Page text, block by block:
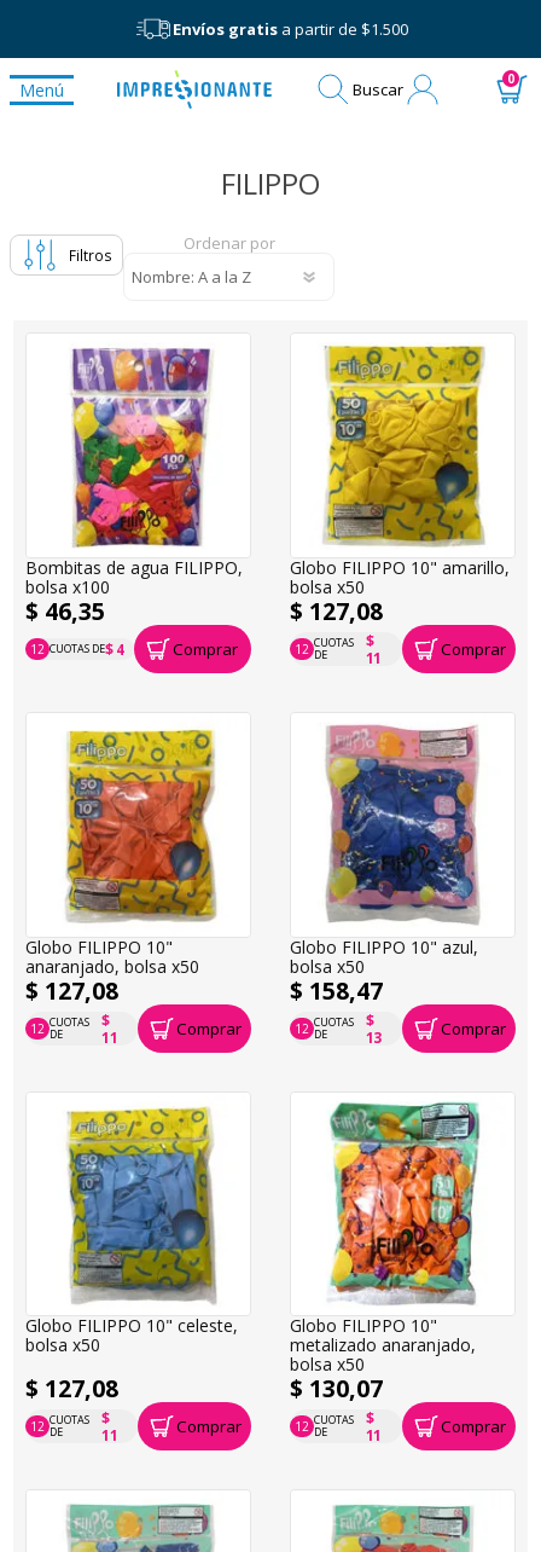
Envíos gratisa partir de $1.500
Menú Buscar 0
FILIPPO
Filtros
Ordenar por
Bombitas de agua FILIPPO,
bolsa x100
$ 46,35
12 CUOTAS DE$ 4
P.T.F. $ 46 Comprar
Globo FILIPPO 10" amarillo,
bolsa x50
$ 127,08
12 CUOTAS
DE
$
11
P.T.F. $ 127 Comprar
Globo FILIPPO 10"
anaranjado, bolsa x50
$ 127,08
12 CUOTAS
DE
$
11
P.T.F. $ 127 Comprar
Globo FILIPPO 10" azul,
bolsa x50
$ 158,47
12 CUOTAS
DE
$
13
P.T.F. $ 158 Comprar
Globo FILIPPO 10" celeste,
bolsa x50
$ 127,08
12 CUOTAS
DE
$
11
P.T.F. $ 127 Comprar
Globo FILIPPO 10"
metalizado anaranjado,
bolsa x50
$ 130,07
12 CUOTAS
DE
$
11
P.T.F. $ 130 Comprar